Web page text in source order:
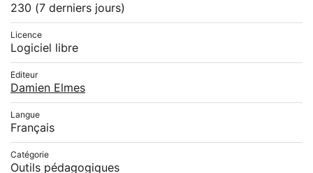
230 (7 derniers jours)
Licence
Logiciel libre
Editeur
Damien Elmes
Langue
Français
Catégorie
Outils pédagogiques